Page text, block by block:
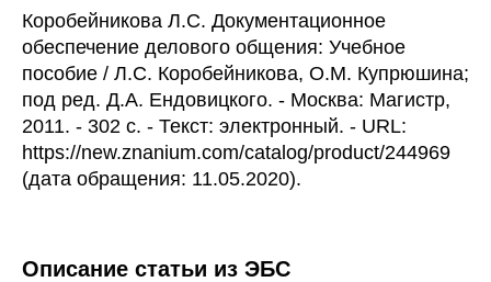
Коробейникова Л.С. Документационное
обеспечение делового общения: Учебное
пособие / Л.С. Коробейникова, О.М. Купрюшина;
под ред. Д.А. Ендовицкого. - Москва: Магистр,
2011. - 302 с. - Текст: электронный. - URL:
https://new.znanium.com/catalog/product/244969
(дата обращения: 11.05.2020).
Описание статьи из ЭБС